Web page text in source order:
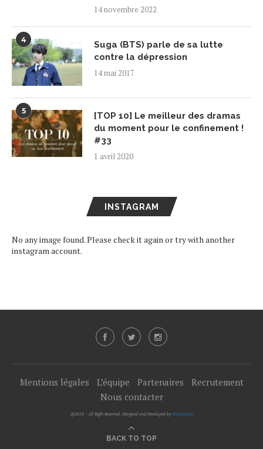
14 novembre 2022
4
Suga (BTS) parle de sa lutte
contre la dépression
14 mai 2017
5
[TOP 10] Le meilleur des dramas
du moment pour le confinement !
#33
1 avril 2020
INSTAGRAM
No any image found. Please check it again or try with another
instagram account.
Mentions légales L’équipe Partenaires
Recrutement
Nous contacter
@2019 - All Right Reserved. Designed and Developed by PenciDesign
BACK TO TOP